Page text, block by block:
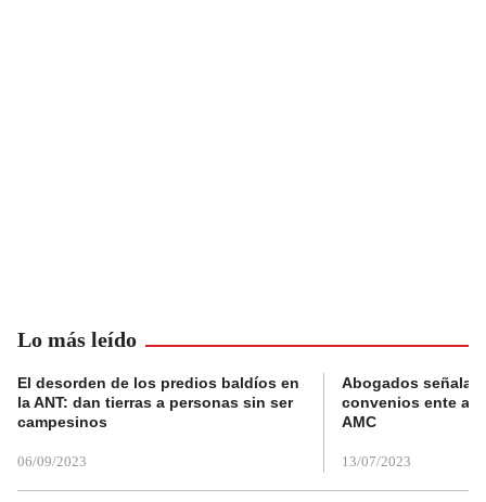
Lo más leído
El desorden de los predios baldíos en
la ANT: dan tierras a personas sin ser
campesinos
06/09/2023
Abogados
convenios ente
AMC
13/07/2023